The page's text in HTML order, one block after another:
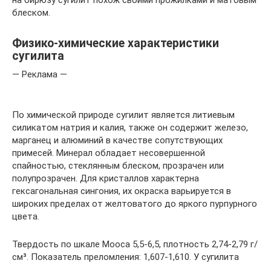
блеском.
Физико-химические характеристики
сугилита
— Реклама —
По химической природе сугилит является литиевым
силикатом натрия и калия, также он содержит железо,
марганец и алюминий в качестве сопутствующих
примесей. Минерал обладает несовершенной
спайностью, стеклянным блеском, прозрачен или
полупрозрачен. Для кристаллов характерна
гексагональная сингония, их окраска варьируется в
широких пределах от желтоватого до яркого пурпурного
цвета.
Твердость по шкале Мооса 5,5-6,5, плотность 2,74-2,79 г/
см³. Показатель преломления: 1,607-1,610. У сугилита